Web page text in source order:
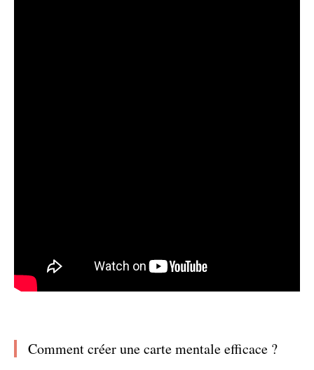
Comment créer une carte mentale efficace ?